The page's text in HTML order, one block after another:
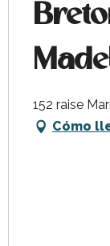
152 raise
Cómo